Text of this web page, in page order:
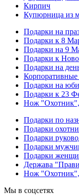
Кирпич
Купюрница из
Подарки на
Подарки к 8
Подарки на 9
Подарки к
Подарки на
Корпоративные
Подарки на
Подарки к 23
Нож "Охотник",
Подарки по
Подарки
Подарки
Подарки
Подарки
Держава
Нож "Охотник",
Мы в соцсетях